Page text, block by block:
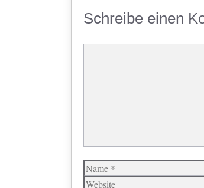
Schreibe einen
Name